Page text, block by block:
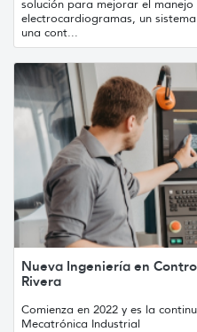
solución para mejorar el
electrocardiogramas, un
una cont...
Nueva Ingeniería en
Rivera
Comienza en 2022 y es la
Mecatrónica Industrial